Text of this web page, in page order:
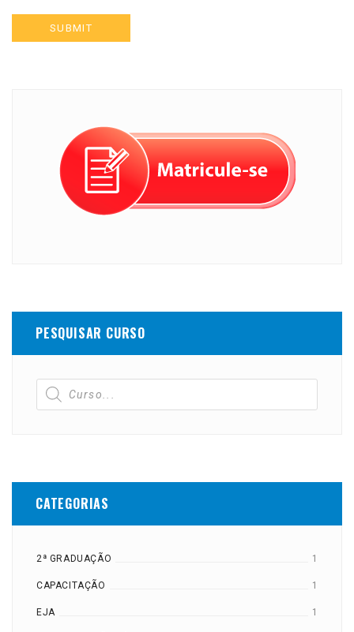
PESQUISAR CURSO
CATEGORIAS
2ª GRADUAÇÃO 1
CAPACITAÇÃO 1
EJA 1